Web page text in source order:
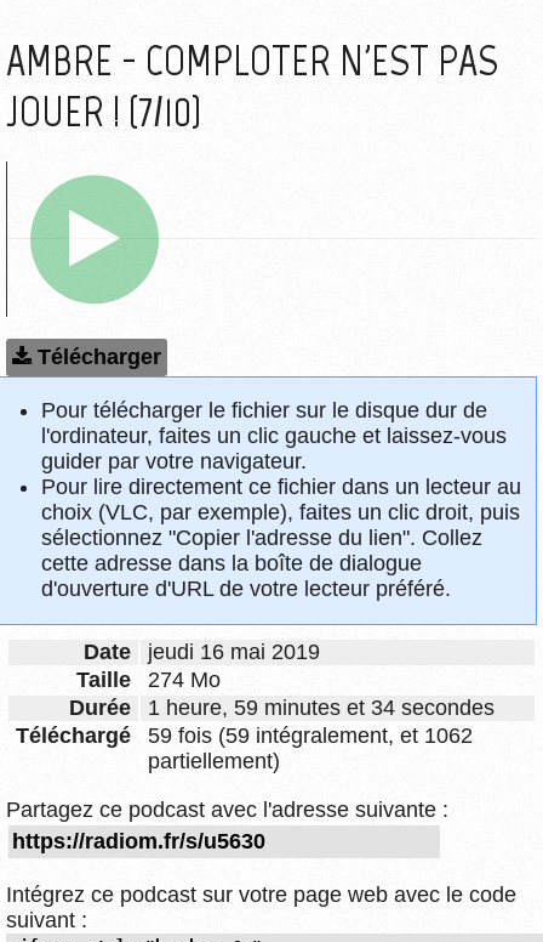
AMBRE - COMPLOTER N'EST PAS
JOUER ! (7/10)
Télécharger
Pour télécharger le fichier sur le disque dur de
l'ordinateur, faites un clic gauche et laissez-vous
guider par votre navigateur.
Pour lire directement ce fichier dans un lecteur au
choix (VLC, par exemple), faites un clic droit, puis
sélectionnez "Copier l'adresse du lien". Collez
cette adresse dans la boîte de dialogue
d'ouverture d'URL de votre lecteur préféré.
Date
jeudi 16 mai 2019
Taille
274 Mo
Durée
1 heure, 59 minutes et 34 secondes
Téléchargé
59 fois (59 intégralement, et 1062
partiellement)
Partagez ce podcast avec l'adresse suivante :
Intégrez ce podcast sur votre page web avec le code
suivant :